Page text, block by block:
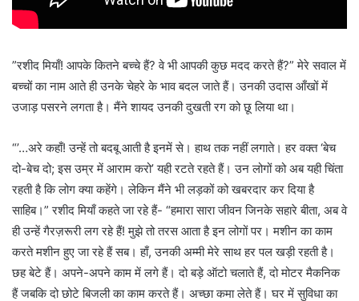
”रशीद मियाँ! आपके कितने बच्चे हैं? वे भी आपकी कुछ मदद करते हैं?” मेरे सवाल में
बच्चों का नाम आते ही उनके चेहरे के भाव बदल जाते हैं। उनकी उदास आँखों में
उजाड़ पसरने लगता है। मैंने शायद उनकी दुखती रग को छू लिया था।
“’…अरे कहाँ! उन्हें तो बदबू आती है इनमें से। हाथ तक नहीं लगाते। हर वक्त ‘बेच
दो-बेच दो; इस उम्र में आराम करो’ यही रटते रहते हैं। उन लोगों को अब यही चिंता
रहती है कि लोग क्या कहेंगे। लेकिन मैंने भी लड़कों को खबरदार कर दिया है
साहिब।” रशीद मियाँ कहते जा रहे हैं- “हमारा सारा जीवन जिनके सहारे बीता, अब वे
ही उन्हें गैरज़रूरी लग रहे हैं! मुझे तो तरस आता है इन लोगों पर। मशीन का काम
करते मशीन हुए जा रहे हैं सब। हाँ, उनकी अम्मी मेरे साथ हर पल खड़ी रहती है।
छह बेटे हैं। अपने-अपने काम में लगे हैं। दो बड़े ऑटो चलाते हैं, दो मोटर मैकनिक
हैं जबकि दो छोटे बिजली का काम करते हैं। अच्छा कमा लेते हैं। घर में सुविधा का